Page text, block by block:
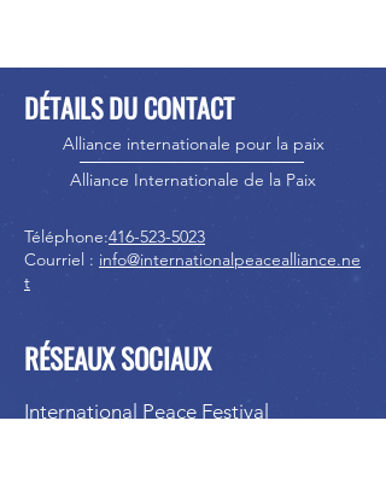
DÉTAILS DU CONTACT
Alliance internationale pour la paix
Alliance Internationale de la Paix
Téléphone:416-523-5023
Courriel : info@internationalpeacealliance.ne
t
RÉSEAUX SOCIAUX
International Peace Festival